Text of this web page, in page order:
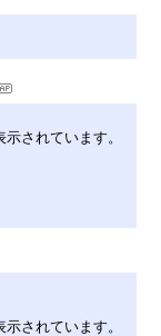
されています。
されています。